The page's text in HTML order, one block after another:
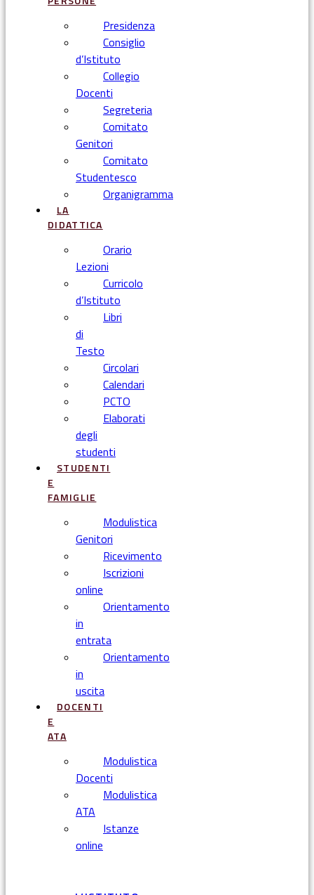
Presidenza
Consiglio
d’Istituto
Collegio
Docenti
Segreteria
Comitato
Genitori
Comitato
Studentesco
Organigramma
LA
DIDATTICA
Orario
Lezioni
Curricolo
d’Istituto
Libri
di
Testo
Circolari
Calendari
PCTO
Elaborati
degli
studenti
STUDENTI
E
FAMIGLIE
Modulistica
Genitori
Ricevimento
Iscrizioni
online
Orientamento
in
entrata
Orientamento
in
uscita
DOCENTI
E
ATA
Modulistica
Docenti
Modulistica
ATA
Istanze
online